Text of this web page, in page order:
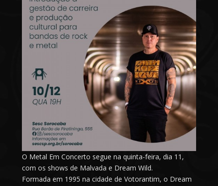
O Metal Em Concerto segue na quinta-feira, dia 11,
com os shows de Malvada e Dream Wild.
Formada em 1995 na cidade de Votorantim, o Dream